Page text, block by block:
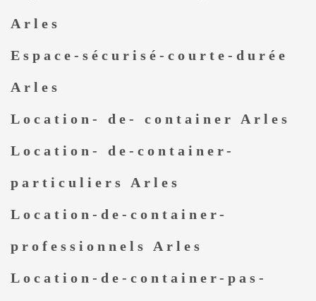
Arles
Espace-sécurisé-courte-durée
Arles
Location- de- container Arles
Location- de-container-
particuliers Arles
Location-de-container-
professionnels Arles
Location-de-container-pas-